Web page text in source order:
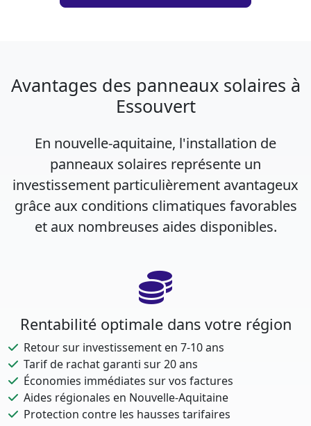
Avantages des panneaux solaires à
Essouvert
En nouvelle-aquitaine, l'installation de
panneaux solaires représente un
investissement particulièrement avantageux
grâce aux conditions climatiques favorables
et aux nombreuses aides disponibles.
Rentabilité optimale dans votre région
Retour sur investissement en 7-10 ans
Tarif de rachat garanti sur 20 ans
Économies immédiates sur vos factures
Aides régionales en Nouvelle-Aquitaine
Protection contre les hausses tarifaires